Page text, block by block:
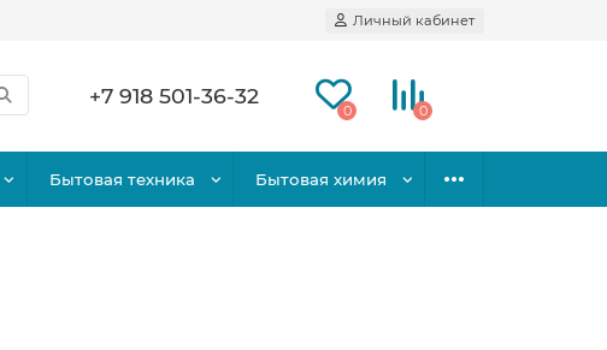
Личный кабинет
+7 918 501-36-32
0 0
Бытовая техника Бытовая химия